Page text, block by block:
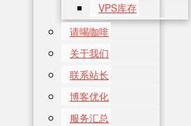
VPS库存
请喝咖啡
关于我们
联系站长
博客优化
服务汇总